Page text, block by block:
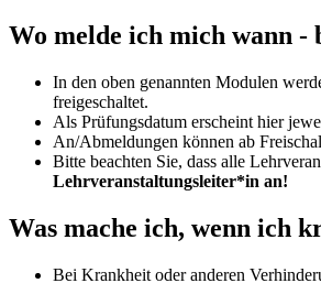
Wo melde ich mich wann -
In den oben genannten Modulen
freigeschaltet.
Als Prüfungsdatum erscheint hier
An/Abmeldungen können ab
Bitte beachten Sie, dass alle
Lehrveranstaltungsleiter*in an!
Was mache ich, wenn ich
Bei Krankheit oder anderen